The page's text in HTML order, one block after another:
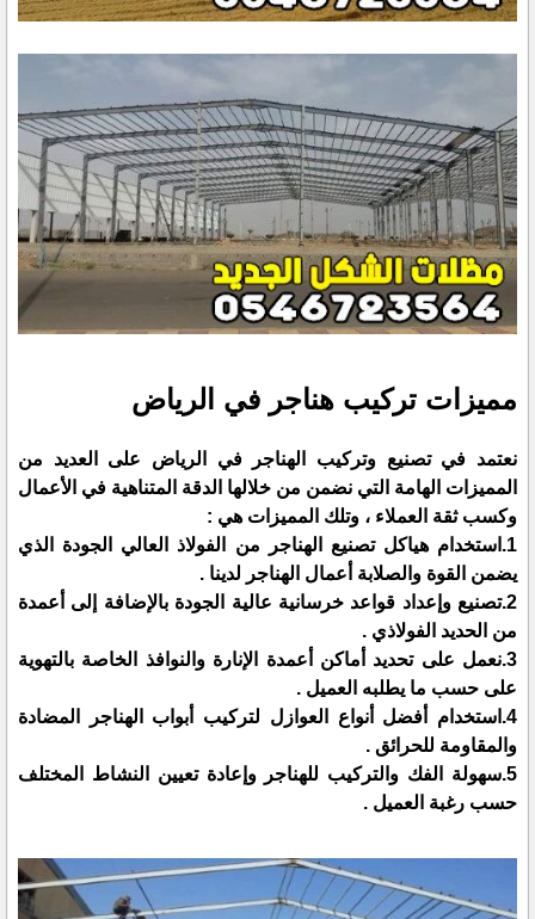
مميزات تركيب هناجر في الرياض
نعتمد في تصنيع وتركيب الهناجر في الرياض على العديد من
المميزات الهامة التي نضمن من خلالها الدقة المتناهية في الأعمال
وكسب ثقة العملاء ، وتلك المميزات هي :
1.استخدام هياكل تصنيع الهناجر من الفولاذ العالي الجودة الذي
يضمن القوة والصلابة أعمال الهناجر لدينا .
2.تصنيع وإعداد قواعد خرسانية عالية الجودة بالإضافة إلى أعمدة
من الحديد الفولاذي .
3.نعمل على تحديد أماكن أعمدة الإنارة والنوافذ الخاصة بالتهوية
على حسب ما يطلبه العميل .
4.استخدام أفضل أنواع العوازل لتركيب أبواب الهناجر المضادة
والمقاومة للحرائق .
5.سهولة الفك والتركيب للهناجر وإعادة تعيين النشاط المختلف
حسب رغبة العميل .